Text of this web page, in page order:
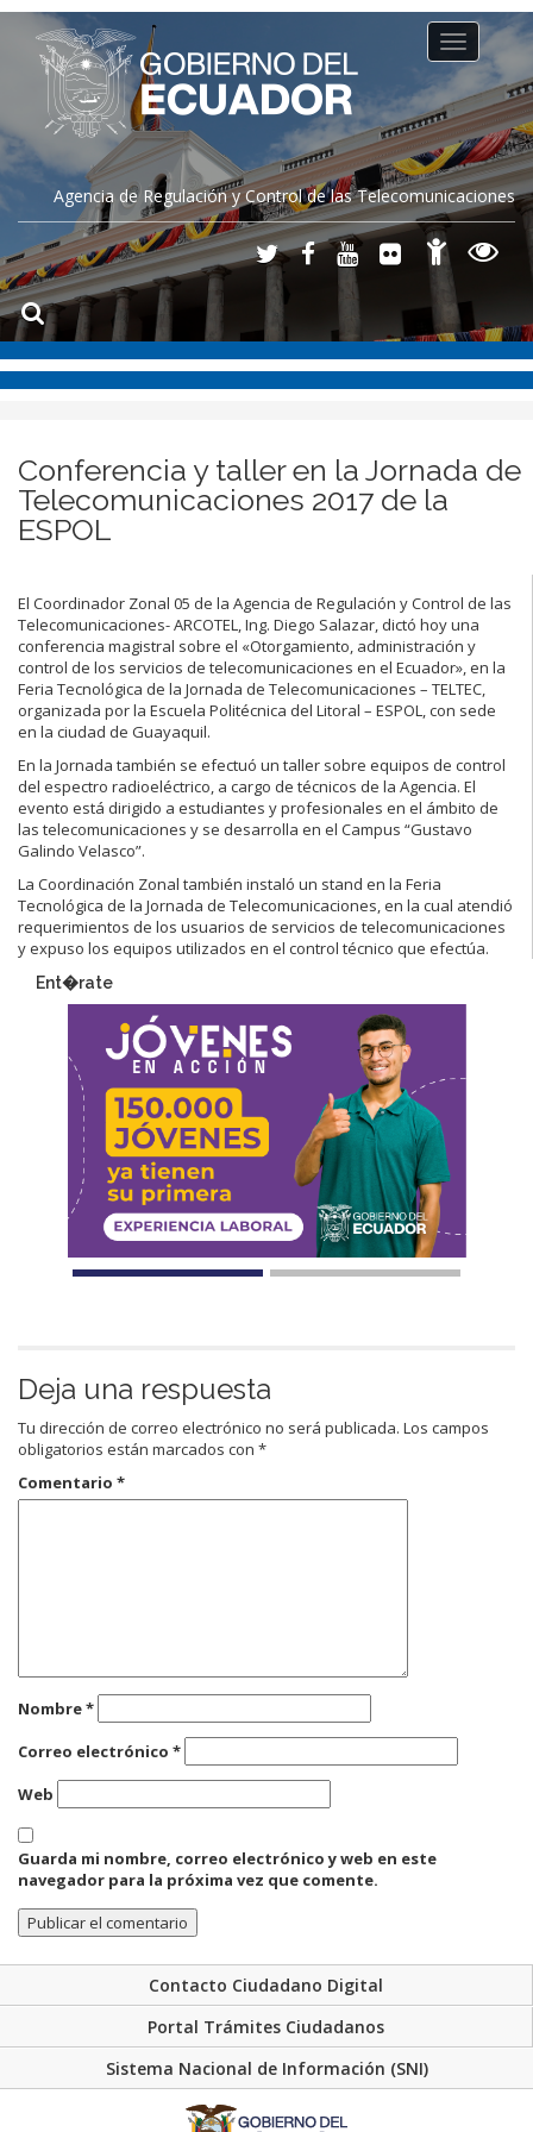
Agencia de Regulación y Control de las Telecomunicaciones
Toggle
navigation
Conferencia y taller en la Jornada de
Telecomunicaciones 2017 de la
ESPOL
El Coordinador Zonal 05 de la Agencia de Regulación y Control de las
Telecomunicaciones- ARCOTEL, Ing. Diego Salazar, dictó hoy una
conferencia magistral sobre el «Otorgamiento, administración y
control de los servicios de telecomunicaciones en el Ecuador», en la
Feria Tecnológica de la Jornada de Telecomunicaciones – TELTEC,
organizada por la Escuela Politécnica del Litoral – ESPOL, con sede
en la ciudad de Guayaquil.
En la Jornada también se efectuó un taller sobre equipos de control
del espectro radioeléctrico, a cargo de técnicos de la Agencia. El
evento está dirigido a estudiantes y profesionales en el ámbito de
las telecomunicaciones y se desarrolla en el Campus “Gustavo
Galindo Velasco”.
La Coordinación Zonal también instaló un stand en la Feria
Tecnológica de la Jornada de Telecomunicaciones, en la cual atendió
requerimientos de los usuarios de servicios de telecomunicaciones
y expuso los equipos utilizados en el control técnico que efectúa.
Ent�rate
Deja una respuesta
Tu dirección de correo electrónico no será publicada. Los campos
obligatorios están marcados con *
Comentario *
Nombre*
Correo electrónico *
Web
Guarda mi nombre, correo electrónico y web en este
navegador para la próxima vez que comente.
Contacto Ciudadano Digital
Portal Trámites Ciudadanos
Sistema Nacional de Información (SNI)